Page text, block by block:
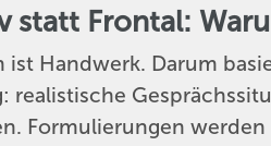
statt Frontal:
ist Handwerk. Darum
realistische
Formulierungen